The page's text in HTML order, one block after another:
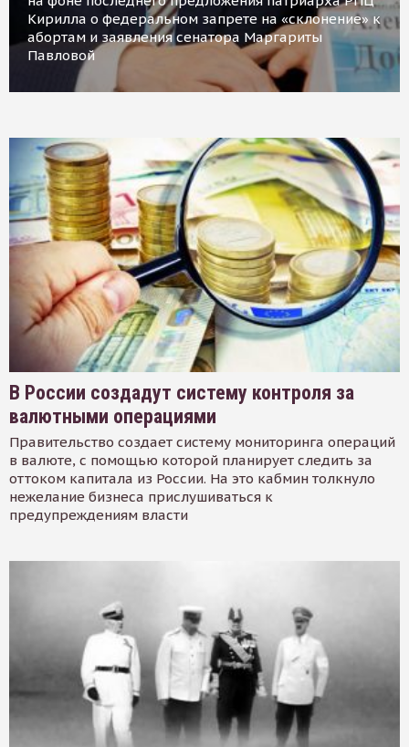
Кирилла о федеральном запрете на «склонение» к
абортам и заявления сенатора Маргариты
Павловой
В России создадут систему контроля за
валютными операциями
Правительство создает систему мониторинга операций
в валюте, с помощью которой планирует следить за
оттоком капитала из России. На это кабмин толкнуло
нежелание бизнеса прислушиваться к
предупреждениям власти